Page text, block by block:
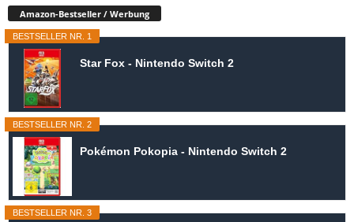
Amazon-Bestseller / Werbung
BESTSELLER NR. 1
Star Fox - Nintendo Switch 2
BESTSELLER NR. 2
Pokémon Pokopia - Nintendo Switch 2
BESTSELLER NR. 3